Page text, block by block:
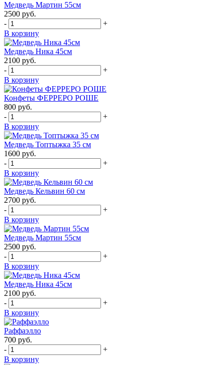
Медведь Мартин 55см
2500 руб.
-
+
В корзину
Медведь Ника 45см
2100 руб.
-
+
В корзину
Конфеты ФЕРРЕРО РОШЕ
800 руб.
-
+
В корзину
Медведь Топтыжка 35 см
1600 руб.
-
+
В корзину
Медведь Кельвин 60 см
2700 руб.
-
+
В корзину
Медведь Мартин 55см
2500 руб.
-
+
В корзину
Медведь Ника 45см
2100 руб.
-
+
В корзину
Раффаэлло
700 руб.
-
+
В корзину